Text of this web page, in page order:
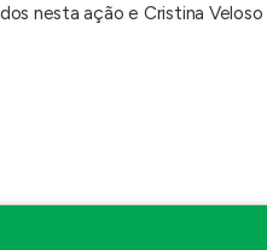
nesta ação e Cristina Veloso